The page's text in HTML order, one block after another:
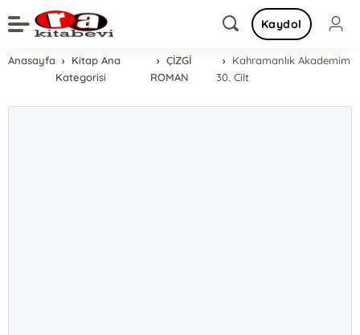
Kaydol
Anasayfa
Kitap Ana
Kategorisi
ÇİZGİ
ROMAN
Kahramanlık Akademim
30. Cilt